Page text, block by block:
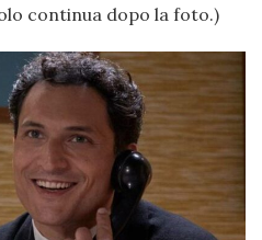
continua dopo la foto.)